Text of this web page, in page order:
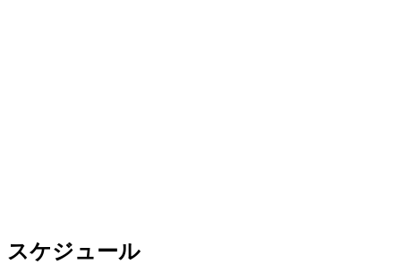
スケジュール